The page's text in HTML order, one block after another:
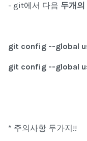
- git에서 다음 두개의
git config --global
git config --global
* 주의사항 두가지!!